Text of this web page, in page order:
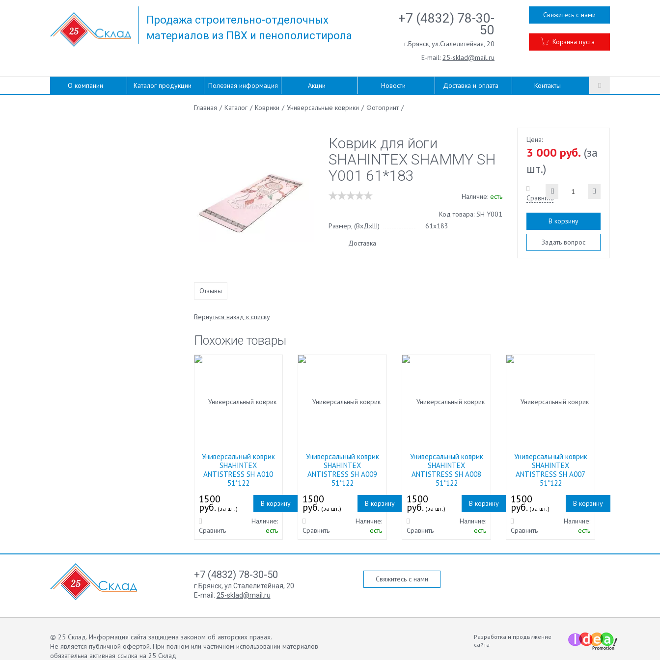
Продажа строительно-отделочных
материалов из ПВХ и пенополистирола
+7 (4832) 78-30-
50
г.Брянск, ул.Сталелитейная, 20
E-mail: 25-sklad@mail.ru
Свяжитесь с нами
Корзина пуста
О компании Каталог продукции Полезная информация Акции Новости Доставка и оплата Контакты
Главная / Каталог / Коврики / Универсальные коврики / Фотопринт /
Коврик для йоги
SHAHINTEX SHAMMY SH
Y001 61*183
Наличие: есть
Код товара: SH Y001
Размер, (ВхДхШ)
61х183
Доставка
Цена:
3 000 руб. (за
шт.)
Сравнить
В корзину
Задать вопрос
Отзывы
Вернуться назад к списку
Похожие товары
Универсальный коврик
SHAHINTEX
ANTISTRESS SH A010
51*122
1500
руб. (за шт.)
В корзину
Сравнить
Наличие:
есть
Универсальный коврик
SHAHINTEX
ANTISTRESS SH A009
51*122
1500
руб. (за шт.)
В корзину
Сравнить
Наличие:
есть
Универсальный коврик
SHAHINTEX
ANTISTRESS SH A008
51*122
1500
руб. (за шт.)
В корзину
Сравнить
Наличие:
есть
Универсальный коврик
SHAHINTEX
ANTISTRESS SH A007
51*122
1500
руб. (за шт.)
В корзину
Сравнить
Наличие:
есть
+7 (4832) 78-30-50
г.Брянск, ул.Сталелитейная, 20
E-mail: 25-sklad@mail.ru
Свяжитесь с нами
© 25 Склад. Информация сайта защищена законом об авторских правах.
Не является публичной офертой. При полном или частичном использовании материалов
обязательна активная ссылка на 25 Склад
Разработка и продвижение
сайта